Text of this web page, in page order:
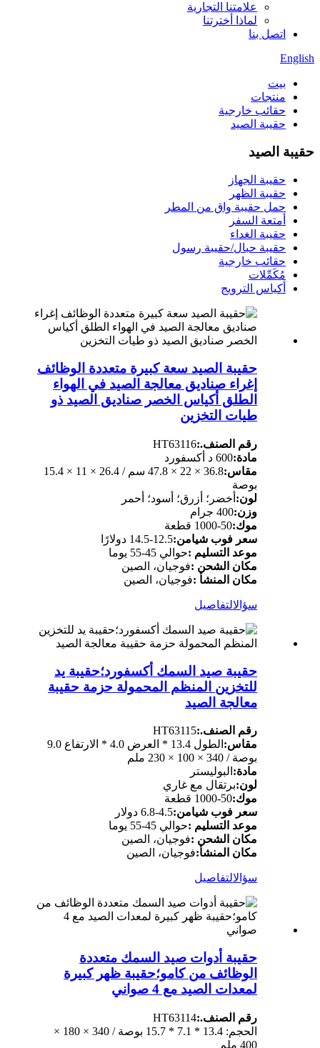
علامتنا التجارية
لماذا أخترتنا
اتصل بنا
English
بيت
منتجات
حقائب خارجية
حقيبة الصيد
حقيبة الصيد
حقيبة الجهاز
حقيبة الظهر
حمل حقيبة واق من المطر
أمتعة السفر
حقيبة الغداء
حقيبة حبال/حقيبة رسول
حقائب خارجية
مُكَمِّلات
أكياس الترويج
حقيبة الصيد سعة كبيرة متعددة الوظائف
إغراء صناديق معالجة الصيد في الهواء
الطلق أكياس الخصر صناديق الصيد ذو
طيات التخزين
رقم الصنف.:HT63116
مادة:600 د أكسفورد
مقاس:
36.8 × 22 × 47.8 سم / 26.4 × 11 × 15.4
بوصة
لون: أخضر؛ أزرق؛ أسود؛ أحمر
وزن:400 جرام
موك:50-1000 قطعة
سعر فوب شيامن:12.5-14.5 دولارًا
موعد التسليم :حوالي 45-55 يوما
مكان الشحن :فوجيان، الصين
مكان المنشأ :فوجيان، الصين
سؤالالتفاصيل
حقيبة صيد السمك أكسفورد؛حقيبة يد
للتخزين المنظم المحمولة حزمة حقيبة
معالجة الصيد
رقم الصنف.:HT63115
مقاس:
الطول 13.4 * العرض 4.0 * الارتفاع 9.0
بوصة / 340 × 100 × 230 ملم
مادة: البوليستر
لون:برتقال مع غاري
موك:50-1000 قطعة
سعر فوب شيامن:4.5-6.8 دولار
موعد التسليم :حوالي 45-55 يوما
مكان الشحن :فوجيان، الصين
مكان المنشأ:فوجيان، الصين
سؤالالتفاصيل
حقيبة أدوات صيد السمك متعددة
الوظائف من كامو؛حقيبة ظهر كبيرة
لمعدات الصيد مع 4 صواني
رقم الصنف.:HT63114
الحجم: 13.4 * 7.1 * 15.7 بوصة / 340 × 180 ×
400 ملم